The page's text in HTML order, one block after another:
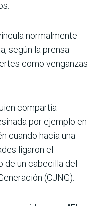
normalmente
según la prensa
como venganzas
compartía
por ejemplo en
cuando hacía una
ligaron el
de un cabecilla del
(CJNG).